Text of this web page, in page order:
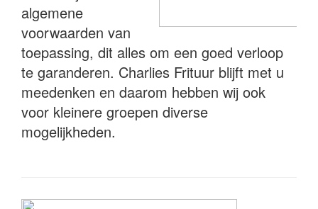
algemene
voorwaarden van
toepassing, dit alles om een goed verloop
te garanderen. Charlies Frituur blijft met u
meedenken en daarom hebben wij ook
voor kleinere groepen diverse
mogelijkheden.